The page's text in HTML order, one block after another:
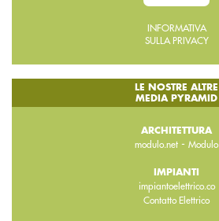
INFORMATIVA
SULLA PRIVACY
LE NOSTRE ALTRE
MEDIA PYRAMID
ARCHITETTURA
modulo.net - Modulo
IMPIANTI
impiantoelettrico.co
Contatto Elettrico